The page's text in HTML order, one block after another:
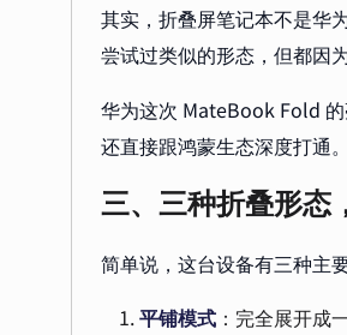
其实，折叠屏笔记本不是华
尝试过类似的形态，但都因
华为这次 MateBook Fold
还直接跟鸿蒙生态深度打通
三、三种折叠形态
简单说，这台设备有三种主
平铺模式 ：完全展开成